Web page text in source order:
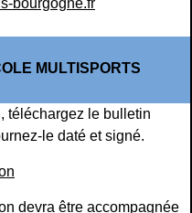
MULTISPORTS
téléchargez le bulletin
le daté et signé.
devra être accompagnée